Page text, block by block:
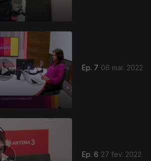
Ep. 7 06 mar. 2022
Ep. 6 27 fev. 2022